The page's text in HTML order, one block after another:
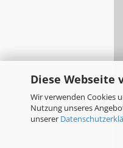
Diese Webseite
Wir verwenden Cookies
Nutzung unseres
unserer